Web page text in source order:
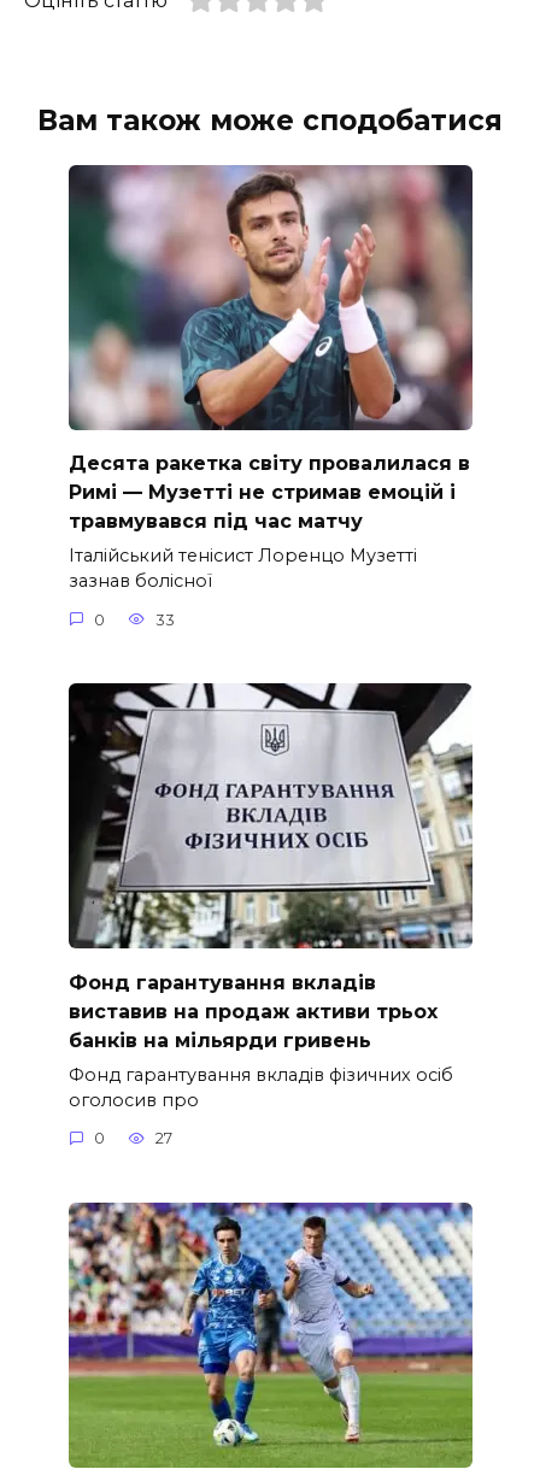
Вам також може сподобатися
Десята ракетка світу провалилася в
Римі — Музетті не стримав емоцій і
травмувався під час матчу
Італійський тенісист Лоренцо Музетті
зазнав болісної
0 33
Фонд гарантування вкладів
виставив на продаж активи трьох
банків на мільярди гривень
Фонд гарантування вкладів фізичних осіб
оголосив про
0 27